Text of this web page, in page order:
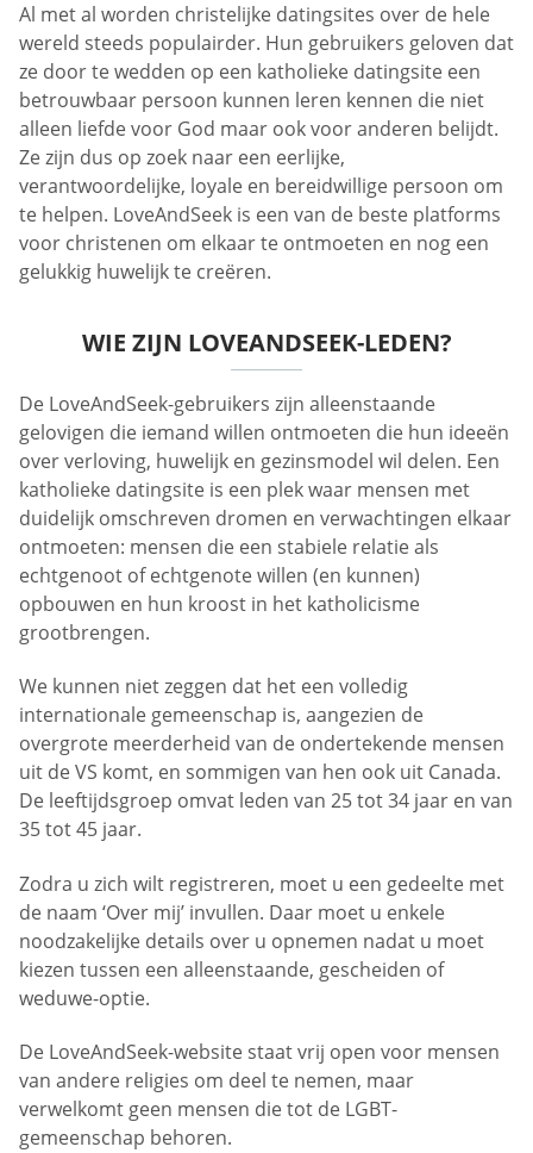
Al met al worden christelijke datingsites over de hele
wereld steeds populairder. Hun gebruikers geloven dat
ze door te wedden op een katholieke datingsite een
betrouwbaar persoon kunnen leren kennen die niet
alleen liefde voor God maar ook voor anderen belijdt.
Ze zijn dus op zoek naar een eerlijke,
verantwoordelijke, loyale en bereidwillige persoon om
te helpen. LoveAndSeek is een van de beste platforms
voor christenen om elkaar te ontmoeten en nog een
gelukkig huwelijk te creëren.
WIE ZIJN LOVEANDSEEK-LEDEN?
De LoveAndSeek-gebruikers zijn alleenstaande
gelovigen die iemand willen ontmoeten die hun ideeën
over verloving, huwelijk en gezinsmodel wil delen. Een
katholieke datingsite is een plek waar mensen met
duidelijk omschreven dromen en verwachtingen elkaar
ontmoeten: mensen die een stabiele relatie als
echtgenoot of echtgenote willen (en kunnen)
opbouwen en hun kroost in het katholicisme
grootbrengen.
We kunnen niet zeggen dat het een volledig
internationale gemeenschap is, aangezien de
overgrote meerderheid van de ondertekende mensen
uit de VS komt, en sommigen van hen ook uit Canada.
De leeftijdsgroep omvat leden van 25 tot 34 jaar en van
35 tot 45 jaar.
Zodra u zich wilt registreren, moet u een gedeelte met
de naam ‘Over mij’ invullen. Daar moet u enkele
noodzakelijke details over u opnemen nadat u moet
kiezen tussen een alleenstaande, gescheiden of
weduwe-optie.
De LoveAndSeek-website staat vrij open voor mensen
van andere religies om deel te nemen, maar
verwelkomt geen mensen die tot de LGBT-
gemeenschap behoren.